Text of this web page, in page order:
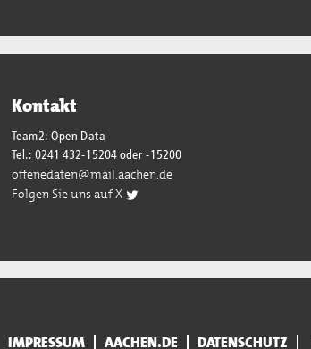
Kontakt
Team2: Open Data
Tel.: 0241 432-15204 oder -15200
offenedaten@mail.aachen.de
Folgen Sie uns auf X
IMPRESSUM AACHEN.DE DATENSCHUTZ